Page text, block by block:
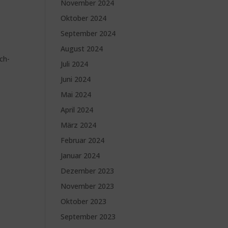
November 2024
Oktober 2024
September 2024
August 2024
Juli 2024
Juni 2024
Mai 2024
April 2024
März 2024
Februar 2024
Januar 2024
Dezember 2023
November 2023
Oktober 2023
September 2023